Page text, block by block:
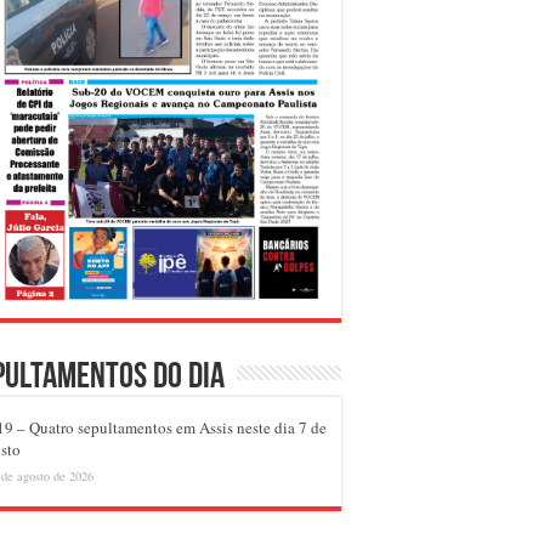
do dia
– Quatro sepultamentos em Assis neste dia 7 de
agosto de 2026